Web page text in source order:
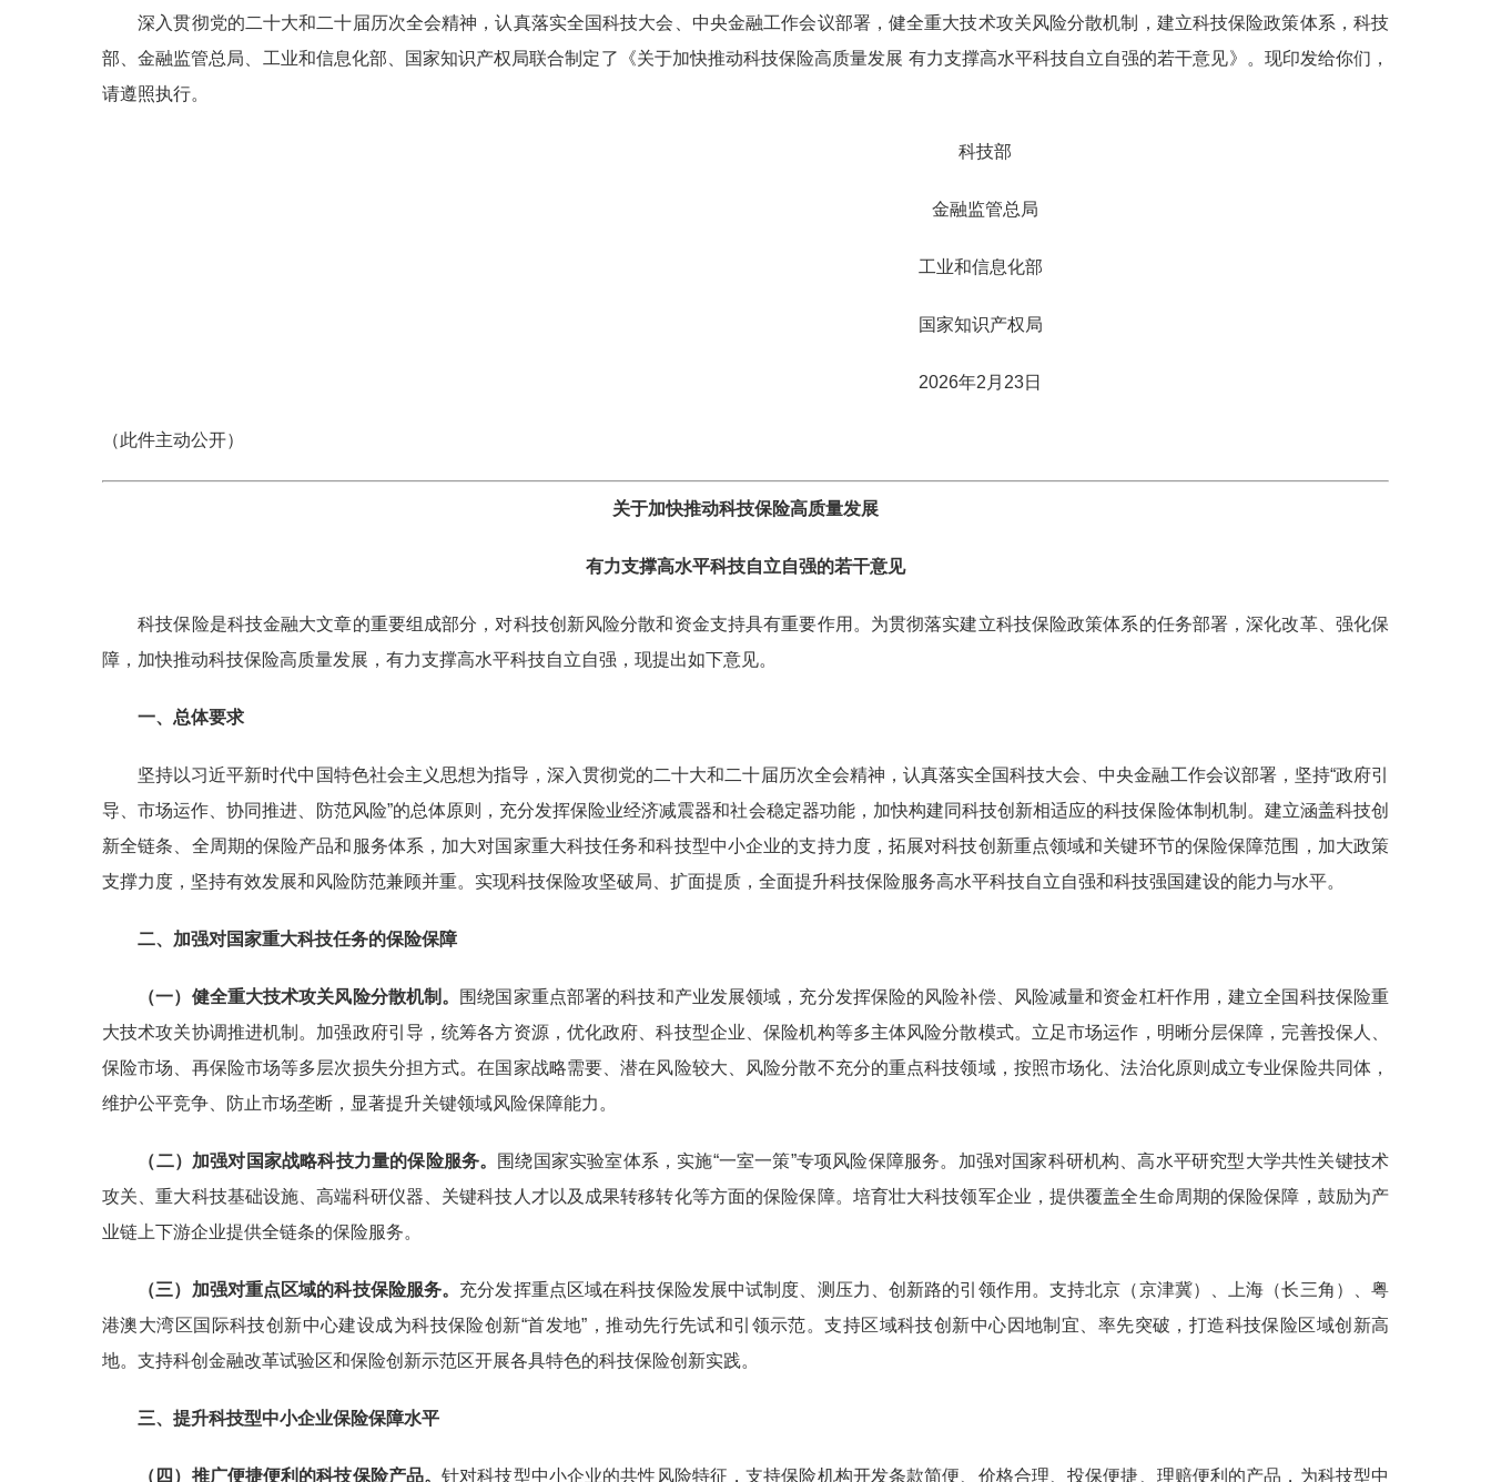
深入贯彻党的二十大和二十届历次全会精神，认真落实全国科技大会、中央金融工作会议部署，健全重大技术攻关风险分散机制，建立科技保险政策体系，科技
部、金融监管总局、工业和信息化部、国家知识产权局联合制定了《关于加快推动科技保险高质量发展 有力支撑高水平科技自立自强的若干意见》。现印发给你们，
请遵照执行。
科技部
金融监管总局
工业和信息化部
国家知识产权局
2026年2月23日
（此件主动公开）
关于加快推动科技保险高质量发展
有力支撑高水平科技自立自强的若干意见
科技保险是科技金融大文章的重要组成部分，对科技创新风险分散和资金支持具有重要作用。为贯彻落实建立科技保险政策体系的任务部署，深化改革、强化保
障，加快推动科技保险高质量发展，有力支撑高水平科技自立自强，现提出如下意见。
一、总体要求
坚持以习近平新时代中国特色社会主义思想为指导，深入贯彻党的二十大和二十届历次全会精神，认真落实全国科技大会、中央金融工作会议部署，坚持“政府引
导、市场运作、协同推进、防范风险”的总体原则，充分发挥保险业经济减震器和社会稳定器功能，加快构建同科技创新相适应的科技保险体制机制。建立涵盖科技创
新全链条、全周期的保险产品和服务体系，加大对国家重大科技任务和科技型中小企业的支持力度，拓展对科技创新重点领域和关键环节的保险保障范围，加大政策
支撑力度，坚持有效发展和风险防范兼顾并重。实现科技保险攻坚破局、扩面提质，全面提升科技保险服务高水平科技自立自强和科技强国建设的能力与水平。
二、加强对国家重大科技任务的保险保障
（一）健全重大技术攻关风险分散机制。
围绕国家重点部署的科技和产业发展领域，充分发挥保险的风险补偿、风险减量和资金杠杆作用，建立全国科技保险重
大技术攻关协调推进机制。加强政府引导，统筹各方资源，优化政府、科技型企业、保险机构等多主体风险分散模式。立足市场运作，明晰分层保障，完善投保人、
保险市场、再保险市场等多层次损失分担方式。在国家战略需要、潜在风险较大、风险分散不充分的重点科技领域，按照市场化、法治化原则成立专业保险共同体，
维护公平竞争、防止市场垄断，显著提升关键领域风险保障能力。
（二）加强对国家战略科技力量的保险服务。
围绕国家实验室体系，实施“一室一策”专项风险保障服务。加强对国家科研机构、高水平研究型大学共性关键技术
攻关、重大科技基础设施、高端科研仪器、关键科技人才以及成果转移转化等方面的保险保障。培育壮大科技领军企业，提供覆盖全生命周期的保险保障，鼓励为产
业链上下游企业提供全链条的保险服务。
（三）加强对重点区域的科技保险服务。 充分发挥重点区域在科技保险发展中试制度、测压力、创新路的引领作用。支持北京（京津冀）、上海（长三角）、粤
港澳大湾区国际科技创新中心建设成为科技保险创新“首发地”，推动先行先试和引领示范。支持区域科技创新中心因地制宜、率先突破，打造科技保险区域创新高
地。支持科创金融改革试验区和保险创新示范区开展各具特色的科技保险创新实践。
三、提升科技型中小企业保险保障水平
（四）推广便捷便利的科技保险产品。针对科技型中小企业的共性风险特征，支持保险机构开发条款简便、价格合理、投保便捷、理赔便利的产品，为科技型中